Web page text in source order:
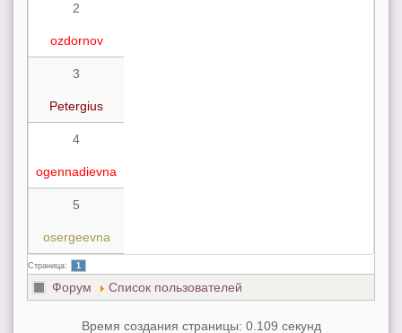
2
ozdornov
3
Petergius
4
ogennadievna
5
osergeevna
Страница: 1
Форум Список пользователей
Время создания страницы: 0.109 секунд